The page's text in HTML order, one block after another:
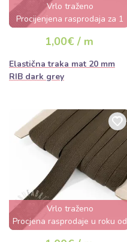
Vrlo traženo
Procijenjena rasprodaja za 1
dan
1,00€ / m
Elastična traka mat 20 mm
RIB dark grey
Vrlo traženo
Procjena rasprodaje u roku od
nekoliko sati